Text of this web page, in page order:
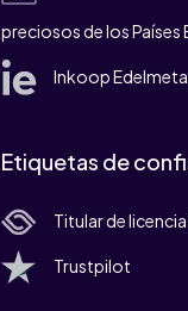
preciosos de los Países
Inkoop
Etiquetas de
Titular de licencia
Trustpilot